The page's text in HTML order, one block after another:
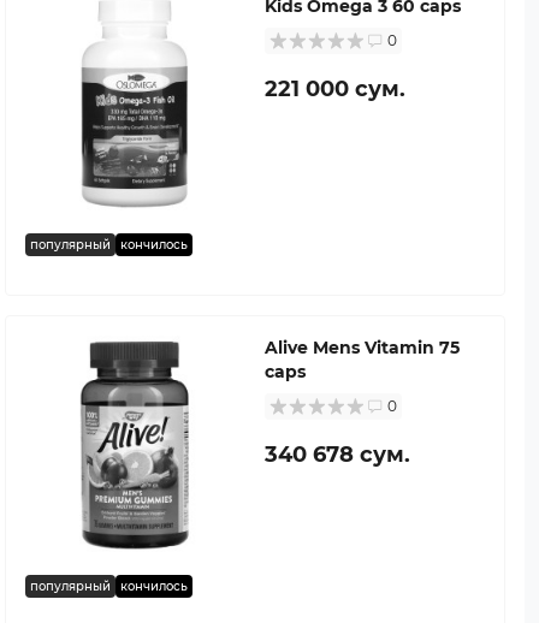
популярный кончилось
Kids Omega 3 60 caps
0
221 000 сум.
популярный кончилось
Alive Mens Vitamin 75
caps
0
340 678 сум.